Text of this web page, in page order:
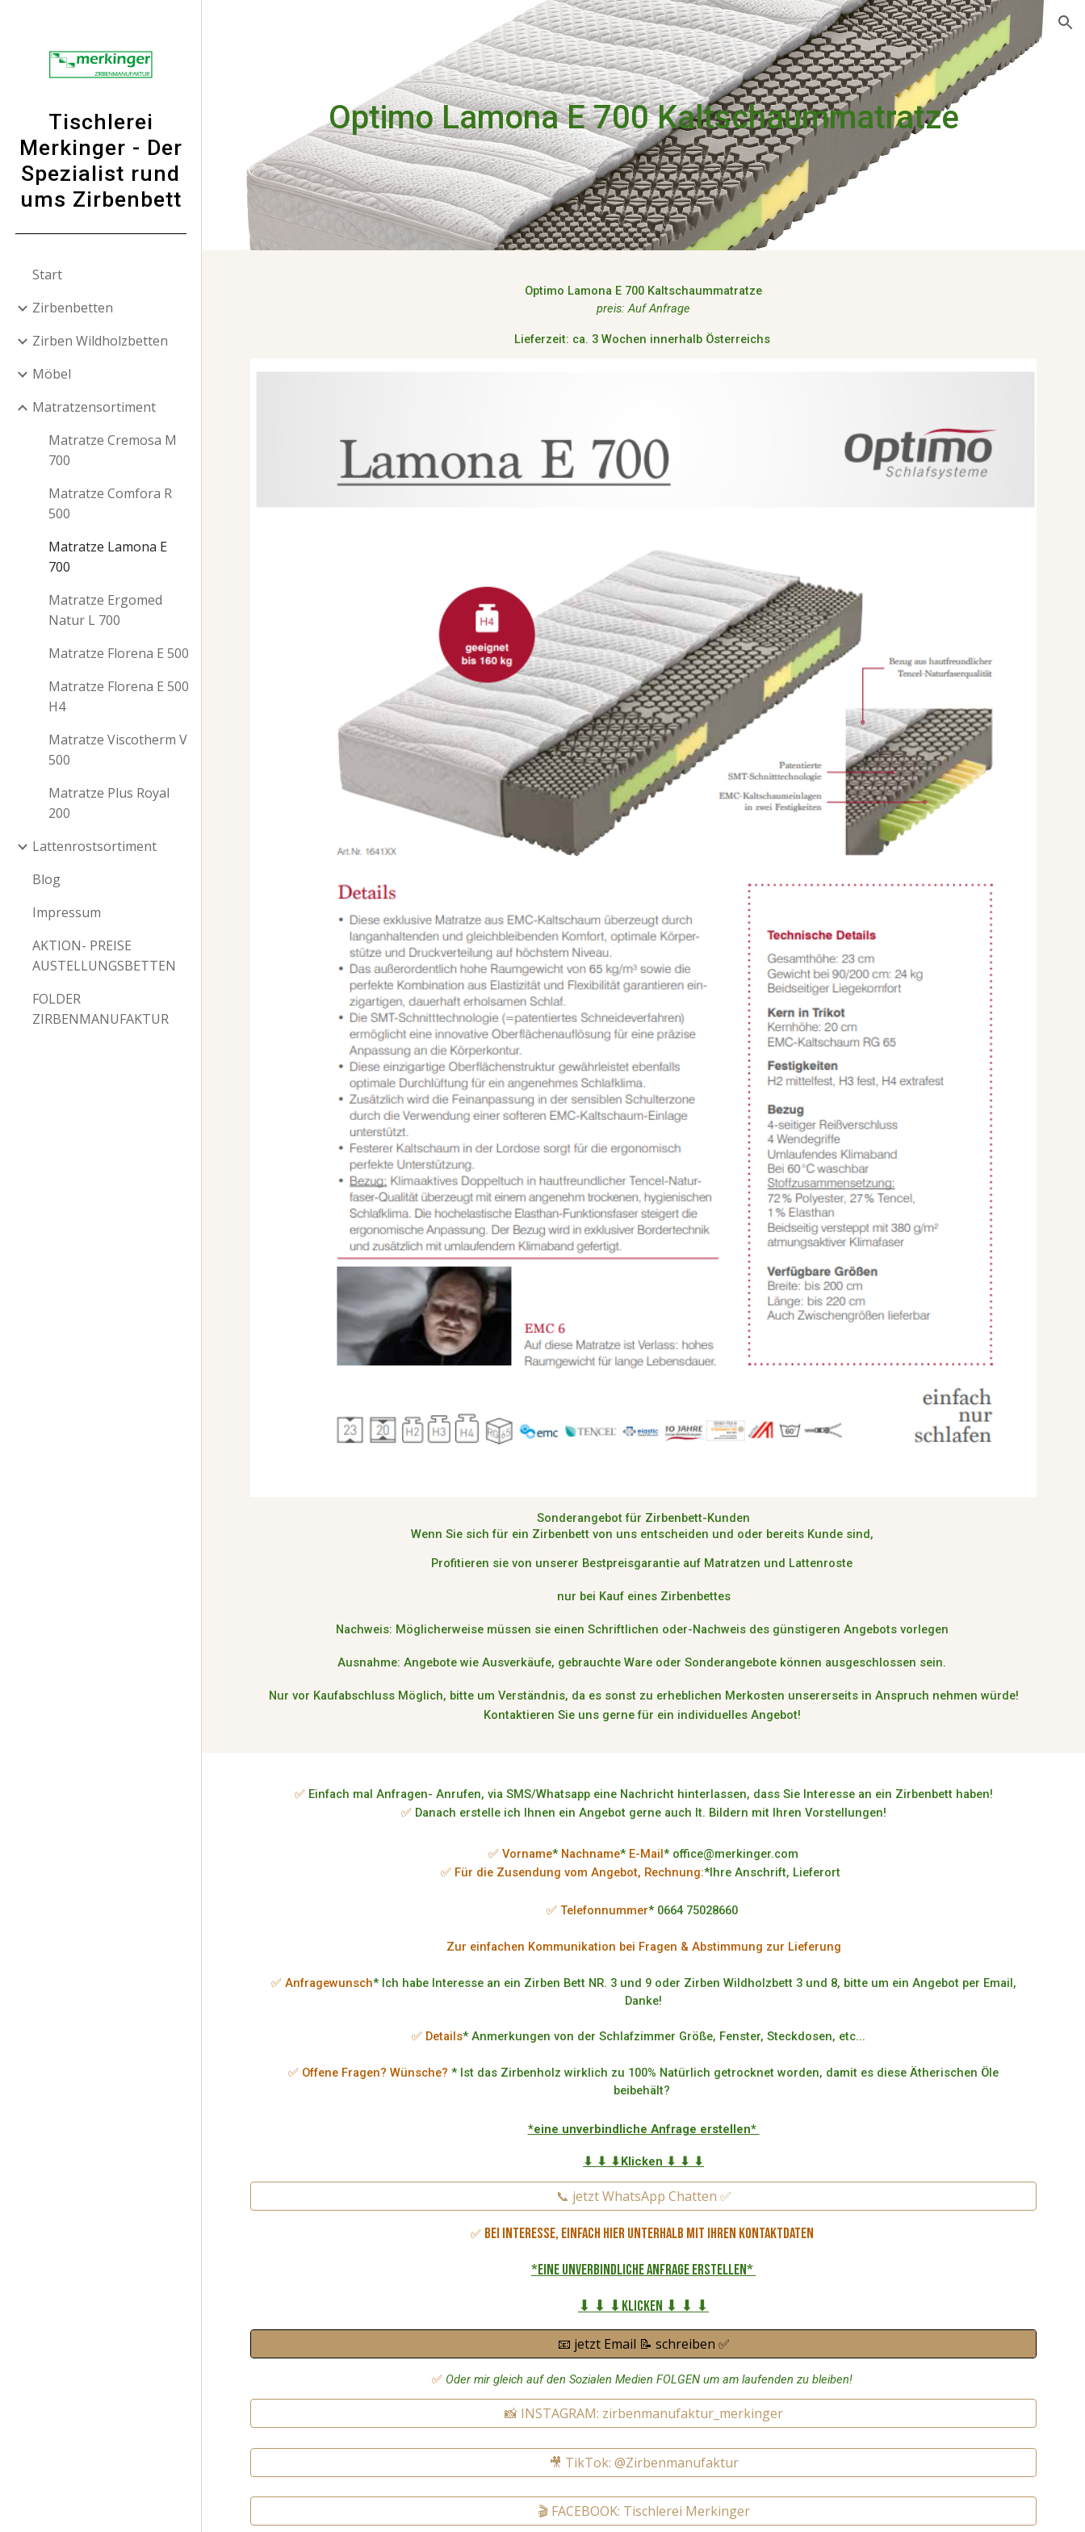
Skip to navigation
Tischlerei
Merkinger - Der
Spezialist rund
ums Zirbenbett
Start
Zirbenbetten
Zirben Wildholzbetten
Möbel
Matratzensortiment
Matratze Cremosa M
700
Matratze Comfora R
500
Matratze Lamona E
700
Matratze Ergomed
Natur L 700
Matratze Florena E 500
Matratze Florena E 500
H4
Matratze Viscotherm V
500
Matratze Plus Royal
200
Lattenrostsortiment
Blog
Impressum
AKTION- PREISE
AUSTELLUNGSBETTEN
FOLDER
ZIRBENMANUFAKTUR
OptimoLamona E 700Kaltschaummatratze
Optimo Lamona E 700 Kaltschaummatratze
preis: Auf Anfrage
Lieferzeit: ca. 3 Wochen innerhalb Österreichs
Sonderangebot für Zirbenbett-Kunden
Wenn Sie sich für ein Zirbenbett von uns entscheiden und oder bereits Kunde sind,
Profitieren sie von unserer Bestpreisgarantie auf Matratzen und Lattenroste
nur bei Kauf eines Zirbenbettes
Nachweis: Möglicherweise müssen sie einen Schriftlichen oder-Nachweis des günstigeren Angebots vorlegen
Ausnahme: Angebote wie Ausverkäufe, gebrauchte Ware oder Sonderangebote können ausgeschlossen sein.
Nur vor Kaufabschluss Möglich, bitte um Verständnis, da es sonst zu erheblichen Merkosten unsererseits in Anspruch nehmen würde!
Kontaktieren Sie uns gerne für ein individuelles Angebot!
✅ Einfach mal Anfragen- Anrufen, via SMS/Whatsapp eine Nachricht hinterlassen, dass Sie Interesse an ein Zirbenbett haben!
✅ Danach erstelle ich Ihnen ein Angebot gerne auch lt. Bildern mit Ihren Vorstellungen!
✅ Vorname* Nachname* E-Mail* office@merkinger.com
✅ Für die Zusendung vom Angebot, Rechnung:*Ihre Anschrift, Lieferort
✅ Telefonnummer* 0664 75028660
Zur einfachen Kommunikation bei Fragen & Abstimmung zur Lieferung
✅ Anfragewunsch* Ich habe Interesse an ein Zirben Bett NR. 3 und 9 oder Zirben Wildholzbett 3 und 8, bitte um ein Angebot per Email,
Danke!
✅ Details* Anmerkungen von der Schlafzimmer Größe, Fenster, Steckdosen, etc...
✅ Offene Fragen? Wünsche? * Ist das Zirbenholz wirklich zu 100% Natürlich getrocknet worden, damit es diese Ätherischen Öle
beibehält?
*eine unverbindliche Anfrage erstellen*
⬇ ⬇ ⬇Klicken ⬇ ⬇ ⬇
📞 jetzt WhatsApp Chatten ✅
✅ Bei Interesse, einfach hier unterhalb mit Ihren Kontaktdaten
*eine unverbindliche Anfrage erstellen*
⬇ ⬇ ⬇Klicken ⬇ ⬇ ⬇
📧 jetzt Email 📝 schreiben ✅
✅ Oder mir gleich auf den Sozialen Medien FOLGEN um am laufenden zu bleiben!
📸 INSTAGRAM: zirbenmanufaktur_merkinger
🎥 TikTok: @Zirbenmanufaktur
🎬 FACEBOOK: Tischlerei Merkinger